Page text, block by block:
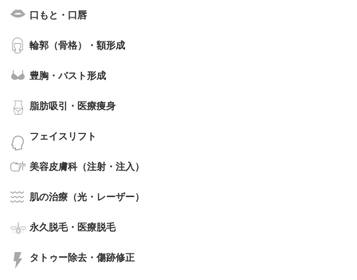
口もと・口唇
輪郭（骨格）・額形成
豊胸・バスト形成
脂肪吸引・医療痩身
フェイスリフト
美容皮膚科（注射・注入）
肌の治療（光・レーザー）
永久脱毛・医療脱毛
タトゥー除去・傷跡修正